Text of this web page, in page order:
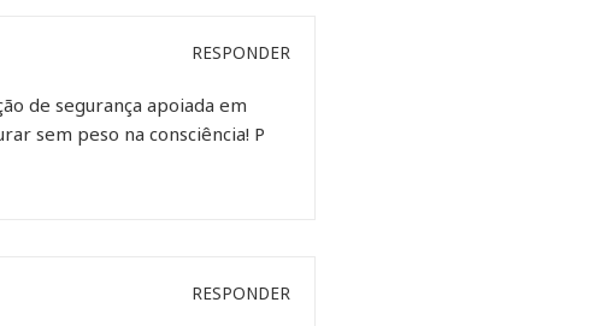
RESPONDER
de segurança apoiada em
sem peso na consciência! P
RESPONDER